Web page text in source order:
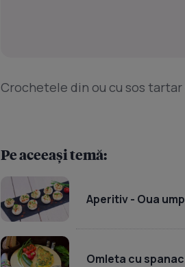
Crochetele din ou cu sos
Pe aceeași temă:
Aperitiv - Oua
Omleta cu